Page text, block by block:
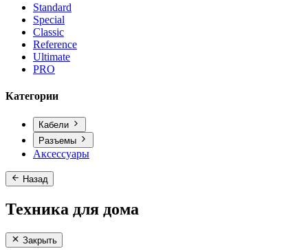
Standard
Special
Classic
Reference
Ultimate
PRO
Категории
Кабели
Разъемы
Аксессуары
Назад
Техника для дома
Закрыть